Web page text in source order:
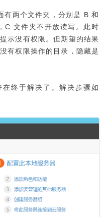
有两个文件夹，分别是 B 和
C 文件夹不开放读写。此时
示没有权限。但期望的结果
有权限操作的目录，隐藏是
终于解决了。解决步骤如